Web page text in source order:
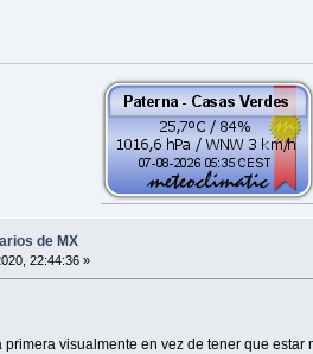
de MX
22:44:36 »
visualmente en vez de tener que estar